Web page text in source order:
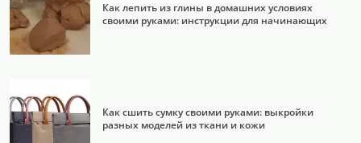
Как лепить из глины в домашних условиях
своими руками: инструкции для начинающих
Как сшить сумку своими руками: выкройки
разных моделей из ткани и кожи